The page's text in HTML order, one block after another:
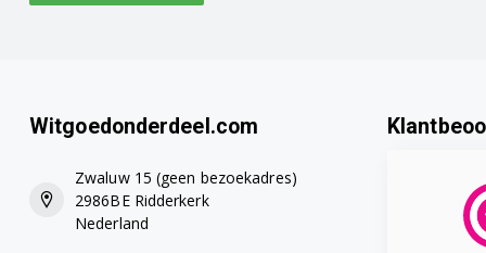
ECAM350.50.B EX:4 0132215432
ECAM350.50.SB 0132215443
Witgoedonderdeel.com
Zwaluw 15 (geen bezoekadres)
2986BE Ridderkerk
Nederland